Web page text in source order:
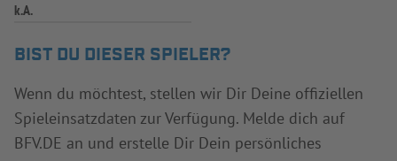
k.A.
BIST DU DIESER SPIELER?
Wenn du möchtest, stellen wir Dir Deine offiziellen
Spieleinsatzdaten zur Verfügung. Melde dich auf
BFV.DE an und erstelle Dir Dein persönliches